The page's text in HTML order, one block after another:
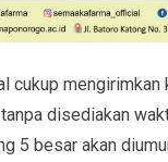
cukup mengirimkan
disediakan
5 besar akan